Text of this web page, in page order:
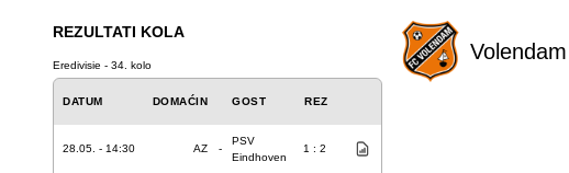
REZULTATI KOLA
Eredivisie - 34. kolo
DATUM DOMAĆIN GOST REZ
28.05. - 14:30 AZ -
PSV
Eindhoven
1 : 2
Volendam